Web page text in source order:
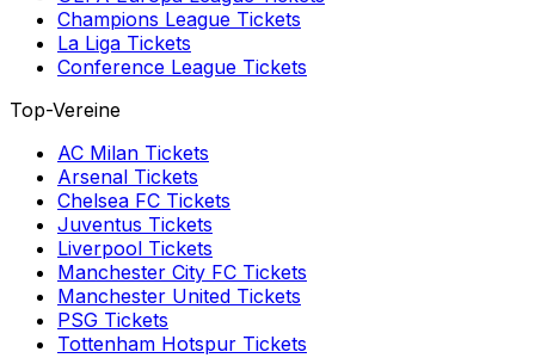
Champions League Tickets
La Liga Tickets
Conference League Tickets
Top-Vereine
AC Milan Tickets
Arsenal Tickets
Chelsea FC Tickets
Juventus Tickets
Liverpool Tickets
Manchester City FC Tickets
Manchester United Tickets
PSG Tickets
Tottenham Hotspur Tickets